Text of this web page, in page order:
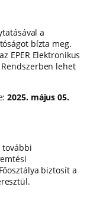
a
bízta meg.
EPER Elektronikus
lehet
2025. május 05.
további
biztosít a